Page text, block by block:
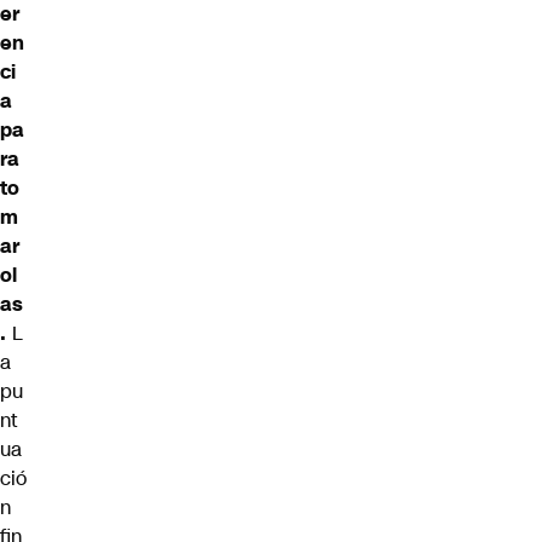
er
en
ci
a
pa
ra
to
m
ar
ol
as
. L
a
pu
nt
ua
ció
n
fin